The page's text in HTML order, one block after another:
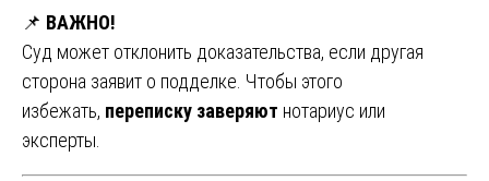
📌 ВАЖНО!
Суд может отклонить доказательства, если другая
сторона заявит о подделке. Чтобы этого
избежать, переписку заверяют нотариус или
эксперты.